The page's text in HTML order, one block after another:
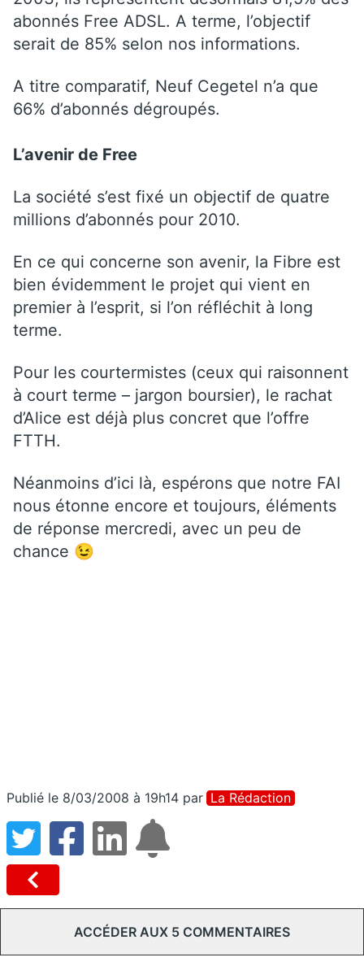
abonnés Free ADSL. A terme, l’objectif
serait de 85% selon nos informations.
A titre comparatif, Neuf Cegetel n’a que
66% d’abonnés dégroupés.
L’avenir de Free
La société s’est fixé un objectif de quatre
millions d’abonnés pour 2010.
En ce qui concerne son avenir, la Fibre est
bien évidemment le projet qui vient en
premier à l’esprit, si l’on réfléchit à long
terme.
Pour les courtermistes (ceux qui raisonnent
à court terme – jargon boursier), le rachat
d’Alice est déjà plus concret que l’offre
FTTH.
Néanmoins d’ici là, espérons que notre FAI
nous étonne encore et toujours, éléments
de réponse mercredi, avec un peu de
chance 😉
Publié le 8/03/2008 à 19h14 par La Rédaction
ACCÉDER AUX 5 COMMENTAIRES